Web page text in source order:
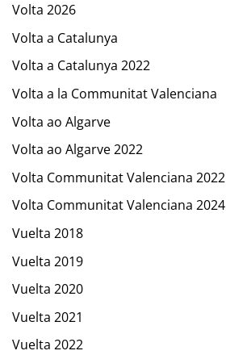
Volta 2026
Volta a Catalunya
Volta a Catalunya 2022
Volta a la Communitat Valenciana
Volta ao Algarve
Volta ao Algarve 2022
Volta Communitat Valenciana 2022
Volta Communitat Valenciana 2024
Vuelta 2018
Vuelta 2019
Vuelta 2020
Vuelta 2021
Vuelta 2022